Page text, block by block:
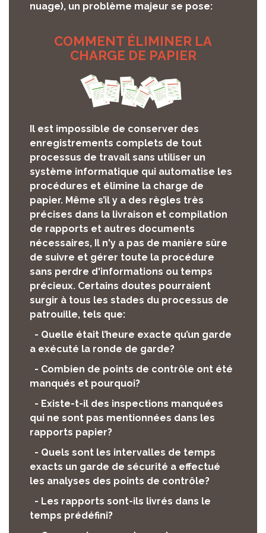
nuage), un problème majeur se pose:
COMMENT ÉLIMINER LA
CHARGE DE PAPIER
Il est impossible de conserver des
enregistrements complets de tout
processus de travail sans utiliser un
système informatique qui automatise les
procédures et élimine la charge de
papier. Même s’il y a des règles très
précises dans la livraison et compilation
de rapports et autres documents
nécessaires, Il n'y a pas de manière sûre
de suivre et gérer toute la procédure
sans perdre d'informations ou temps
précieux. Certains doutes pourraient
surgir à tous les stades du processus de
patrouille, tels que:
- Quelle était l’heure exacte qu’un garde
a exécuté la ronde de garde?
- Combien de points de contrôle ont été
manqués et pourquoi?
- Existe-t-il des inspections manquées
qui ne sont pas mentionnées dans les
rapports papier?
- Quels sont les intervalles de temps
exacts un garde de sécurité a effectué
les analyses des points de contrôle?
- Les rapports sont-ils livrés dans le
temps prédéfini?